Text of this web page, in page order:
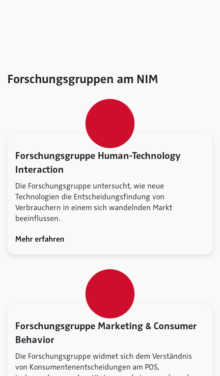
Forschungsgruppen am NIM
Forschungsgruppe Human-Technology
Interaction
Die Forschungsgruppe untersucht, wie neue
Technologien die Entscheidungsfindung von
Verbrauchern in einem sich wandelnden Markt
beeinflussen.
Mehr erfahren
Forschungsgruppe Marketing & Consumer
Behavior
Die Forschungsgruppe widmet sich dem Verständnis
von Konsumentenentscheidungen am POS,